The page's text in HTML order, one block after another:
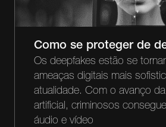
Como se proteger de
Os deepfakes estão se
ameaças digitais mais
atualidade. Com o avanço
artificial, criminosos
áudio e vídeo